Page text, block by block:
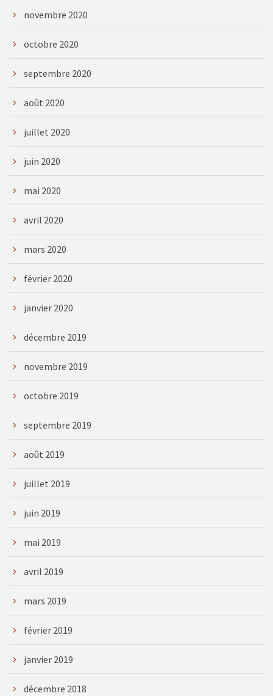
novembre 2020
octobre 2020
septembre 2020
août 2020
juillet 2020
juin 2020
mai 2020
avril 2020
mars 2020
février 2020
janvier 2020
décembre 2019
novembre 2019
octobre 2019
septembre 2019
août 2019
juillet 2019
juin 2019
mai 2019
avril 2019
mars 2019
février 2019
janvier 2019
décembre 2018